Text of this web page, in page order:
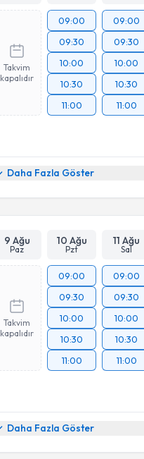
Takvim
kapalıdır
09:00
09:30
10:00
10:30
11:00
09:00
09:30
10:00
10:30
11:00
Daha Fazla Göster
9 Ağu
Paz
10 Ağu
Pzt
11 Ağu
Sal
Takvim
kapalıdır
09:00
09:30
10:00
10:30
11:00
09:00
09:30
10:00
10:30
11:00
Daha Fazla Göster